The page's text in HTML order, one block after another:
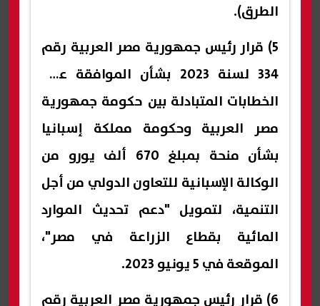
الطرق).
5) قرار رئيس جمهورية مصر العربية رقم
334 لسنة 2023 بشأن الموافقة على
الخطابات المتبادلة بين حكومة جمهورية
مصر العربية وحكومة مملكة إسبانيا
بشأن منحة بمبلغ 670 ألف يورو من
الوكالة الإسبانية للتعاون الدولي من أجل
التنمية، لتمويل "دعم تحديث الموارد
المائية بقطاع الزراعة في مصر"،
الموقعة في 5 يونيو 2023.
6) قرار رئيس جمهورية مصر العربية رقم